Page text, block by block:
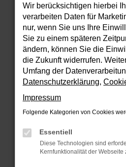
FEHLER: NETWORK
Beim Laden ist ein Fehler
Hier sind ein paar Tipps,
Überprüfe deine
Internetverbindung.
Laden andere
deine Suchmaschine?
Prüfe deine
Manche Erweiterungen,
können das Laden
Wir berücksichtigen hierbei
verarbeiten Daten für
nur, wenn Sie uns Ihre
Sie zu einem späteren
ändern, können Sie die
die Zukunft widerrufen.
Umfang der
Datenschutzerklärung,
Impressum
Folgende Kategorien von Cookies
Essentiell
Diese Technologien sind
Kernfunktionalität der